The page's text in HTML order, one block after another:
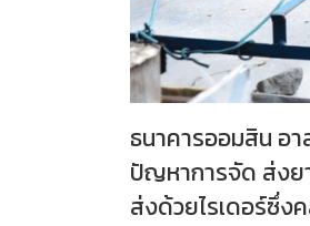
ธนาคารออมสิน อ
ปัญหาการจัด ส่งย
ส่งด้วยไรเดอร์ซึ่ง